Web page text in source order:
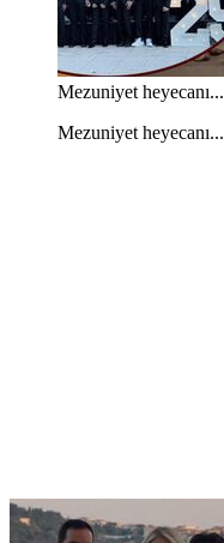
Mezuniyet heyecanı...
Mezuniyet heyecanı...